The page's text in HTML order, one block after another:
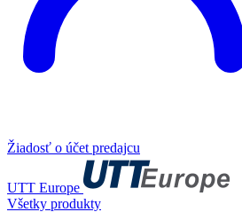
Žiadosť o účet predajcu
UTT Europe
Všetky produkty